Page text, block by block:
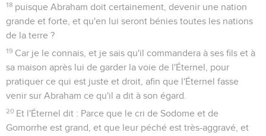
18 puisque Abraham doit certainement, devenir une nation
grande et forte, et qu'en lui seront bénies toutes les nations
de la terre ?
19 Car je le connais, et je sais qu'il commandera à ses fils et à
sa maison après lui de garder la voie de l'Éternel, pour
pratiquer ce qui est juste et droit, afin que l'Éternel fasse
venir sur Abraham ce qu'il a dit à son égard.
20 Et l'Éternel dit : Parce que le cri de Sodome et de
Gomorrhe est grand, et que leur péché est très-aggravé, et